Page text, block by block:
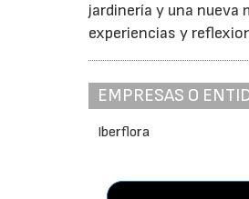
jardinería y una
experiencias y
EMPRESAS O
Iberflora